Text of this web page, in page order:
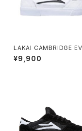
LAKAI CAMBRIDGE
EEN WHITE LEATHER
¥9,900